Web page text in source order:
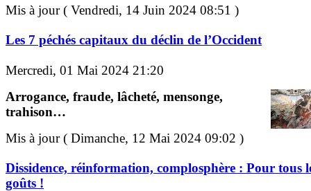
Mis à jour ( Vendredi, 14 Juin 2024 08:51 )
Les 7 péchés capitaux du déclin de l’Occident
Mercredi, 01 Mai 2024 21:20
Arrogance, fraude, lâcheté, mensonge,
trahison…
Mis à jour ( Dimanche, 12 Mai 2024 09:02 )
Dissidence, réinformation, complosphère : Pour tous
goûts !